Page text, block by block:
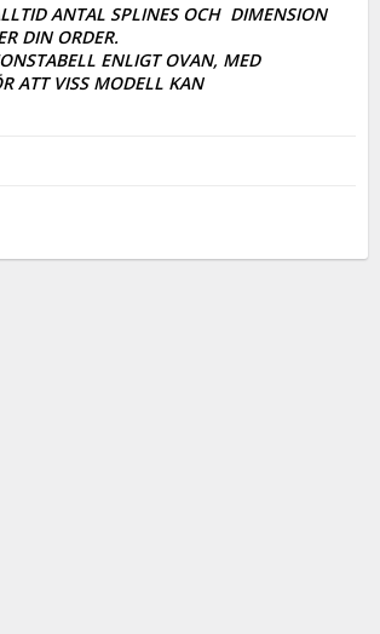
ANTAL SPLINES OCH  DIMENSION
DIN ORDER.
ENLIGT OVAN, MED
ATT VISS MODELL KAN